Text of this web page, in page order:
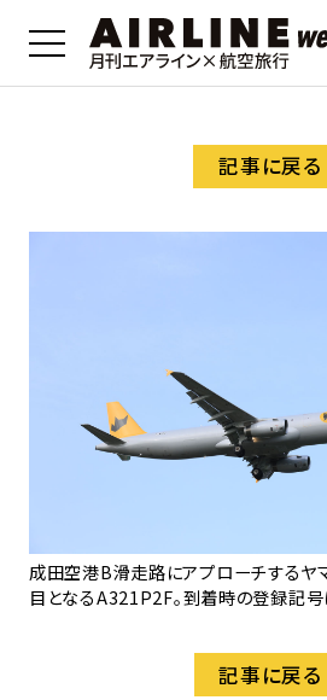
記事に戻る
成田空港B滑走路にアプローチするヤ
目となるA321P2F。到着時の登録記
記事に戻る